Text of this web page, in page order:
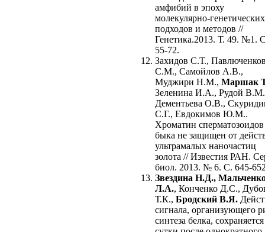
амфибий в эпоху
молекулярно-генетических
подходов и методов //
Генетика.2013. Т. 49. №1.
55-72.
Захидов С.Т.,
С.М., Самойлов А.В.,
Муджири Н.М., Маршак
Зеленина И.А., Рудой
Дементьева О.В.,
С.Г., Евдокимов Ю.М..
Хроматин сперматозоидов
быка не защищен от
ультрамалых наночастиц
золота // Известия РАН.
биол. 2013. № 6. С. 645-
Звездина Н.Д.,
Л.А., Конченко Д.С.,
Т.К., Бродский В.Я.
сигнала, организующего
синтеза белка, сохраняется